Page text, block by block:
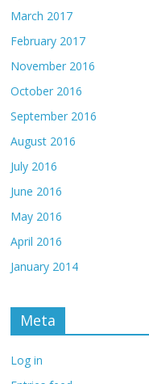
March 2017
February 2017
November 2016
October 2016
September 2016
August 2016
July 2016
June 2016
May 2016
April 2016
January 2014
Meta
Log in